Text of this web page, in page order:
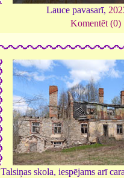
Lauce pavasarī,
Komentēt (0)
Talsiņas skola, iespējams arī